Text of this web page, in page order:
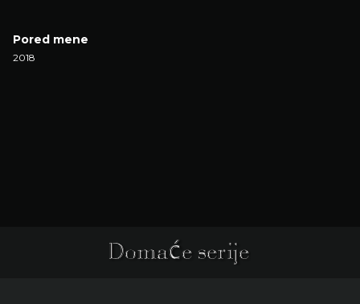
Pored mene
2018